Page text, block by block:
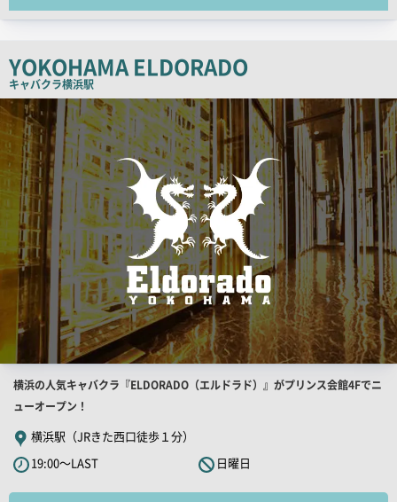
ピ
YOKOHAMA ELDORADO
キャバクラ横浜駅
検
索
結
果
一
覧
用
画
像
店
舗
PR
キ
ャ
ッ
横浜の人気キャバクラ『ELDORADO（エルドラド）』がプリンス会館4Fでニ
ューオープン！
横浜駅（JRきた西口徒歩１分）
19:00～LAST
日曜日